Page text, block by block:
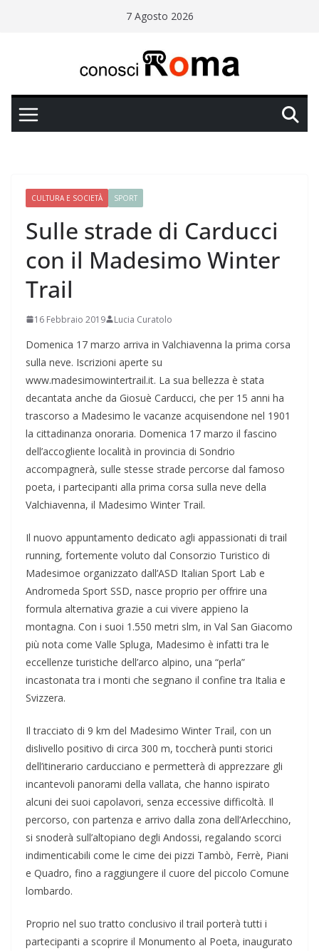
7 Agosto 2026
CULTURA E SOCIETÀ SPORT
Sulle strade di Carducci
con il Madesimo Winter
Trail
16 Febbraio 2019 Lucia Curatolo
Domenica 17 marzo arriva in Valchiavenna la prima corsa
sulla neve. Iscrizioni aperte su
www.madesimowintertrail.it. La sua bellezza è stata
decantata anche da Giosuè Carducci, che per 15 anni ha
trascorso a Madesimo le vacanze acquisendone nel 1901
la cittadinanza onoraria. Domenica 17 marzo il fascino
dell’accogliente località in provincia di Sondrio
accompagnerà, sulle stesse strade percorse dal famoso
poeta, i partecipanti alla prima corsa sulla neve della
Valchiavenna, il Madesimo Winter Trail.
Il nuovo appuntamento dedicato agli appassionati di trail
running, fortemente voluto dal Consorzio Turistico di
Madesimoe organizzato dall’ASD Italian Sport Lab e
Andromeda Sport SSD, nasce proprio per offrire una
formula alternativa grazie a cui vivere appieno la
montagna. Con i suoi 1.550 metri slm, in Val San Giacomo
più nota come Valle Spluga, Madesimo è infatti tra le
eccellenze turistiche dell’arco alpino, una “perla”
incastonata tra i monti che segnano il confine tra Italia e
Svizzera.
Il tracciato di 9 km del Madesimo Winter Trail, con un
dislivello positivo di circa 300 m, toccherà punti storici
dell’itinerario carducciano e permetterà di apprezzare gli
incantevoli panorami della vallata, che hanno ispirato
alcuni dei suoi capolavori, senza eccessive difficoltà. Il
percorso, con partenza e arrivo dalla zona dell’Arlecchino,
si snoderà sull’altopiano degli Andossi, regalando scorci
indimenticabili come le cime dei pizzi Tambò, Ferrè, Piani
e Quadro, fino a raggiungere il cuore del piccolo Comune
lombardo.
Proprio nel suo tratto conclusivo il trail porterà tutti i
partecipanti a scoprire il Monumento al Poeta, inaugurato